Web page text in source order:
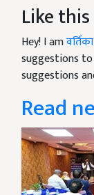
Like
Hey! I am
suggestions
suggestions
Read